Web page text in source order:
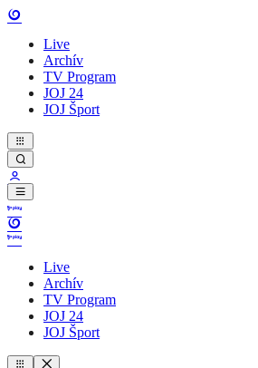
Live
Archív
TV Program
JOJ 24
JOJ Šport
Live
Archív
TV Program
JOJ 24
JOJ Šport